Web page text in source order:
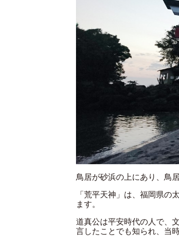
鳥居が砂浜の上にあり、鳥
「荒平天神」は、福岡県の
ます。
道真公は平安時代の人で、
言したことでも知られ、当